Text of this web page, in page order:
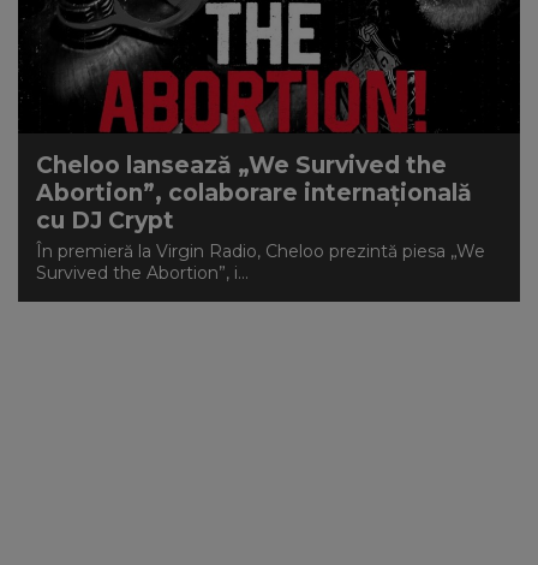
NEWS
CONTUL MEU
Cheloo lansează „We Survived the
Abortion”, colaborare internațională
cu DJ Crypt
În premieră la Virgin Radio, Cheloo prezintă piesa „We
Survived the Abortion”, i...